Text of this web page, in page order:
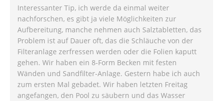
Interessanter Tip, ich werde da einmal weiter
nachforschen, es gibt ja viele Möglichkeiten zur
Aufbereitung, manche nehmen auch Salztabletten, das
Problem ist auf Dauer oft, das die Schläuche von der
Filteranlage zerfressen werden oder die Folien kaputt
gehen. Wir haben ein 8-Form Becken mit festen
Wänden und Sandfilter-Anlage. Gestern habe ich auch
zum ersten Mal gebadet. Wir haben letzten Freitag
angefangen, den Pool zu säubern und das Wasser